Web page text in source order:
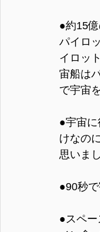
●約15
パイロ
イロッ
宙船は
で宇宙
●宇宙
けなの
思いま
●90秒
●スペ